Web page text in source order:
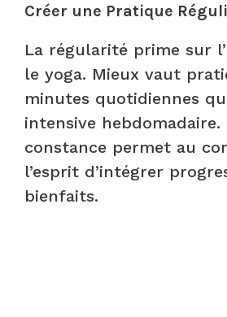
Créer une Pratique
La régularité prime sur
le yoga. Mieux vaut
minutes quotidiennes
intensive hebdomadaire.
constance permet au
l’esprit d’intégrer
bienfaits.